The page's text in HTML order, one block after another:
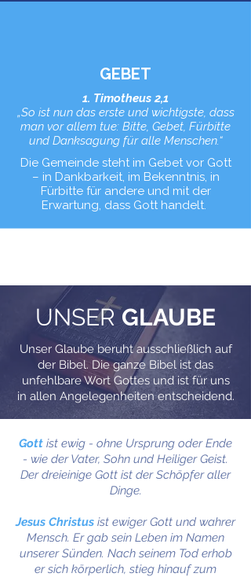
GEBET
1. Timotheus 2,1
„So ist nun das erste und wichtigste, dass
man vor allem tue: Bitte, Gebet, Fürbitte
und Danksagung für alle Menschen.“
Die Gemeinde steht im Gebet vor Gott
– in Dankbarkeit, im Bekenntnis, in
Fürbitte für andere und mit der
Erwartung, dass Gott handelt.
UNSERGLAUBE
Unser Glaube beruht ausschließlich auf
der Bibel. Die ganze Bibel ist das
unfehlbare Wort Gottes und ist für uns
in allen Angelegenheiten entscheidend.
Gott ist ewig - ohne Ursprung oder Ende
- wie der Vater, Sohn und Heiliger Geist.
Der dreieinige Gott ist der Schöpfer aller
Dinge.
Jesus Christus ist ewiger Gott und wahrer
Mensch. Er gab sein Leben im Namen
unserer Sünden. Nach seinem Tod erhob
er sich körperlich, stieg hinauf zum